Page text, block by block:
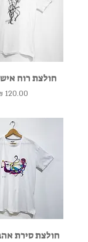
חולצת רוח אישה |
מחיר
חולצת סירת אהבה |